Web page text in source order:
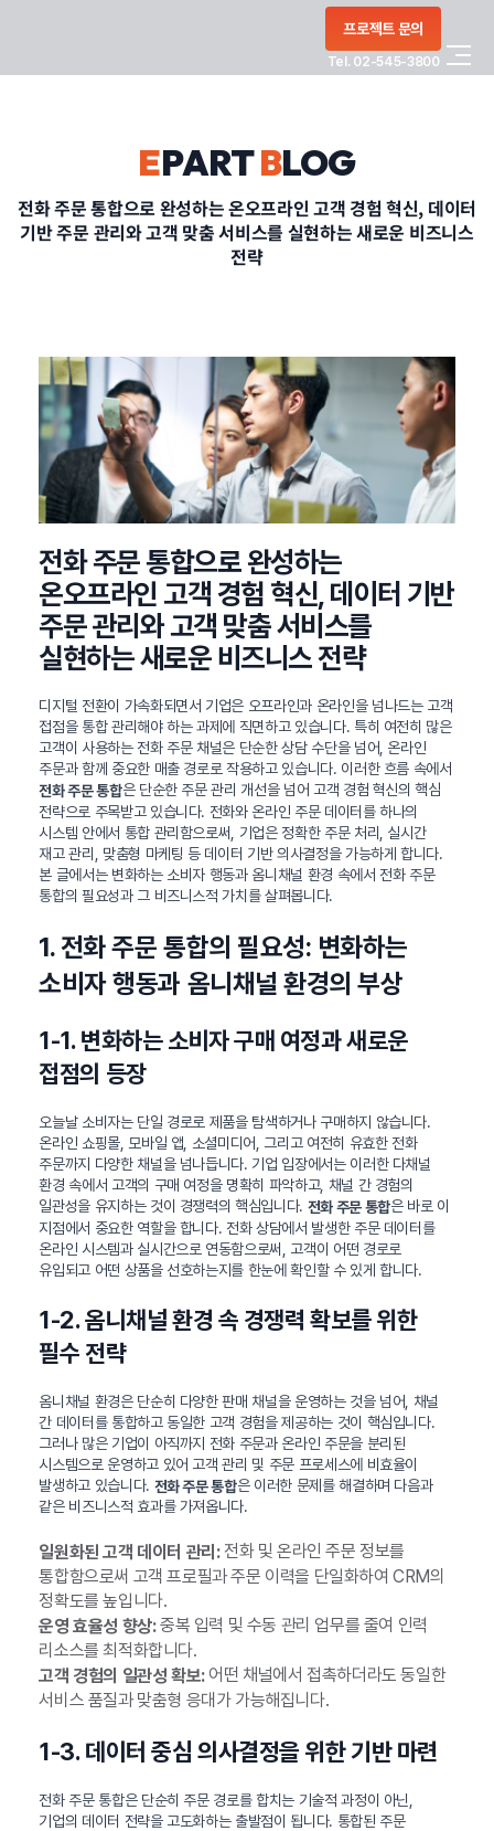
프로젝트 문의
Tel. 02-545-3800
PORTFOLIO
CONTACT
정부지원사업
EPARTBLOG
전화 주문 통합으로 완성하는 온오프라인 고객 경험 혁신, 데이터
기반 주문 관리와 고객 맞춤 서비스를 실현하는 새로운 비즈니스
전략
전화 주문 통합으로 완성하는
온오프라인 고객 경험 혁신, 데이터 기반
주문 관리와 고객 맞춤 서비스를
실현하는 새로운 비즈니스 전략
디지털 전환이 가속화되면서 기업은 오프라인과 온라인을 넘나드는 고객
접점을 통합 관리해야 하는 과제에 직면하고 있습니다. 특히 여전히 많은
고객이 사용하는 전화 주문 채널은 단순한 상담 수단을 넘어, 온라인
주문과 함께 중요한 매출 경로로 작용하고 있습니다. 이러한 흐름 속에서
전화 주문 통합은 단순한 주문 관리 개선을 넘어 고객 경험 혁신의 핵심
전략으로 주목받고 있습니다. 전화와 온라인 주문 데이터를 하나의
시스템 안에서 통합 관리함으로써, 기업은 정확한 주문 처리, 실시간
재고 관리, 맞춤형 마케팅 등 데이터 기반 의사결정을 가능하게 합니다.
본 글에서는 변화하는 소비자 행동과 옴니채널 환경 속에서 전화 주문
통합의 필요성과 그 비즈니스적 가치를 살펴봅니다.
1. 전화 주문 통합의 필요성: 변화하는
소비자 행동과 옴니채널 환경의 부상
1-1. 변화하는 소비자 구매 여정과 새로운
접점의 등장
오늘날 소비자는 단일 경로로 제품을 탐색하거나 구매하지 않습니다.
온라인 쇼핑몰, 모바일 앱, 소셜미디어, 그리고 여전히 유효한 전화
주문까지 다양한 채널을 넘나듭니다. 기업 입장에서는 이러한 다채널
환경 속에서 고객의 구매 여정을 명확히 파악하고, 채널 간 경험의
일관성을 유지하는 것이 경쟁력의 핵심입니다. 전화 주문 통합은 바로 이
지점에서 중요한 역할을 합니다. 전화 상담에서 발생한 주문 데이터를
온라인 시스템과 실시간으로 연동함으로써, 고객이 어떤 경로로
유입되고 어떤 상품을 선호하는지를 한눈에 확인할 수 있게 합니다.
1-2. 옴니채널 환경 속 경쟁력 확보를 위한
필수 전략
옴니채널 환경은 단순히 다양한 판매 채널을 운영하는 것을 넘어, 채널
간 데이터를 통합하고 동일한 고객 경험을 제공하는 것이 핵심입니다.
그러나 많은 기업이 아직까지 전화 주문과 온라인 주문을 분리된
시스템으로 운영하고 있어 고객 관리 및 주문 프로세스에 비효율이
발생하고 있습니다. 전화 주문 통합은 이러한 문제를 해결하며 다음과
같은 비즈니스적 효과를 가져옵니다.
일원화된 고객 데이터 관리:전화 및 온라인 주문 정보를
통합함으로써 고객 프로필과 주문 이력을 단일화하여 CRM의
정확도를 높입니다.
운영 효율성 향상:중복 입력 및 수동 관리 업무를 줄여 인력
리소스를 최적화합니다.
고객 경험의 일관성 확보:어떤 채널에서 접촉하더라도 동일한
서비스 품질과 맞춤형 응대가 가능해집니다.
1-3. 데이터 중심 의사결정을 위한 기반 마련
전화 주문 통합은 단순히 주문 경로를 합치는 기술적 과정이 아닌,
기업의 데이터 전략을 고도화하는 출발점이 됩니다. 통합된 주문